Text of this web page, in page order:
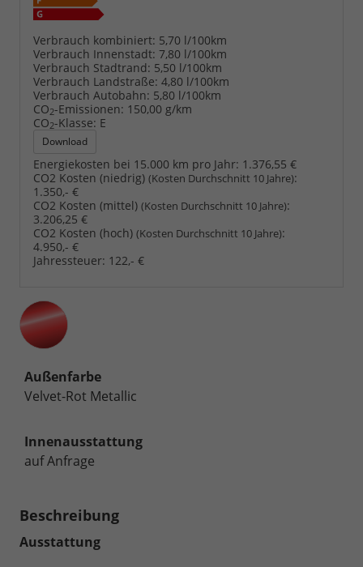
Verbrauch kombiniert: 5,70 l/100km
Verbrauch Innenstadt: 7,80 l/100km
Verbrauch Stadtrand: 5,50 l/100km
Verbrauch Landstraße: 4,80 l/100km
Verbrauch Autobahn: 5,80 l/100km
CO2-Emissionen: 150,00 g/km
CO2-Klasse: E
Download
Energiekosten bei 15.000 km pro Jahr: 1.376,55 €
CO2 Kosten (niedrig) (Kosten Durchschnitt 10 Jahre):
1.350,- €
CO2 Kosten (mittel) (Kosten Durchschnitt 10 Jahre):
3.206,25 €
CO2 Kosten (hoch) (Kosten Durchschnitt 10 Jahre):
4.950,- €
Jahressteuer: 122,- €
Außenfarbe
Velvet-Rot Metallic
Innenausstattung
auf Anfrage
Beschreibung
Ausstattung